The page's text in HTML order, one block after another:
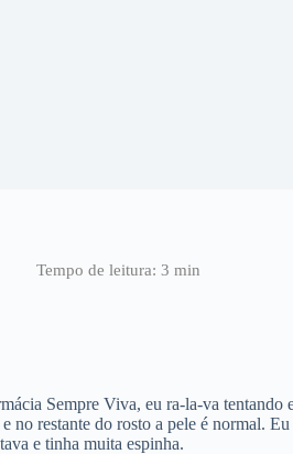
Sempre Viva, eu ra-la-va
no restante do rosto a pele é normal.
e tinha muita espinha.